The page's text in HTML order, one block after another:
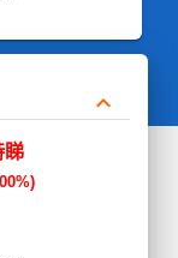
keyboard_arrow_down
睇